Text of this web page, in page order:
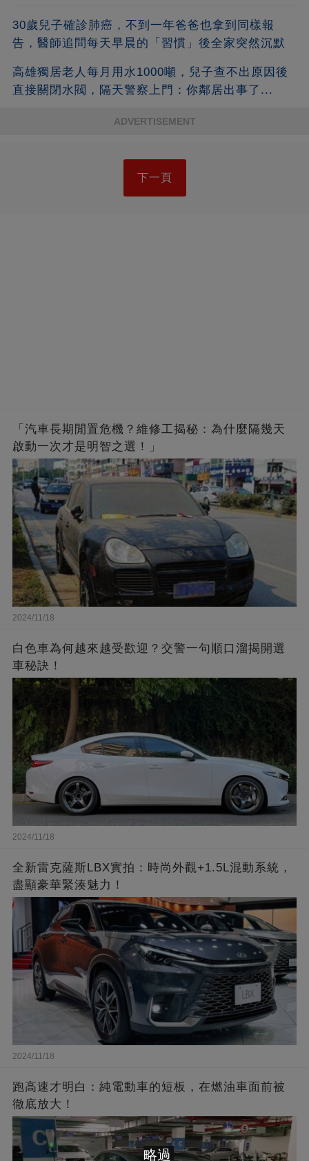
30歲兒子確診肺癌，不到一年爸爸也拿到同樣報
告，醫師追問每天早晨的「習慣」後全家突然沉默
高雄獨居老人每月用水1000噸，兒子查不出原因後
直接關閉水閥，隔天警察上門：你鄰居出事了...
ADVERTISEMENT
下一頁
「汽車長期閒置危機？維修工揭秘：為什麼隔幾天
啟動一次才是明智之選！」
2024/11/18
白色車為何越來越受歡迎？交警一句順口溜揭開選
車秘訣！
2024/11/18
全新雷克薩斯LBX實拍：時尚外觀+1.5L混動系統，
盡顯豪華緊湊魅力！
2024/11/18
跑高速才明白：純電動車的短板，在燃油車面前被
徹底放大！
略過